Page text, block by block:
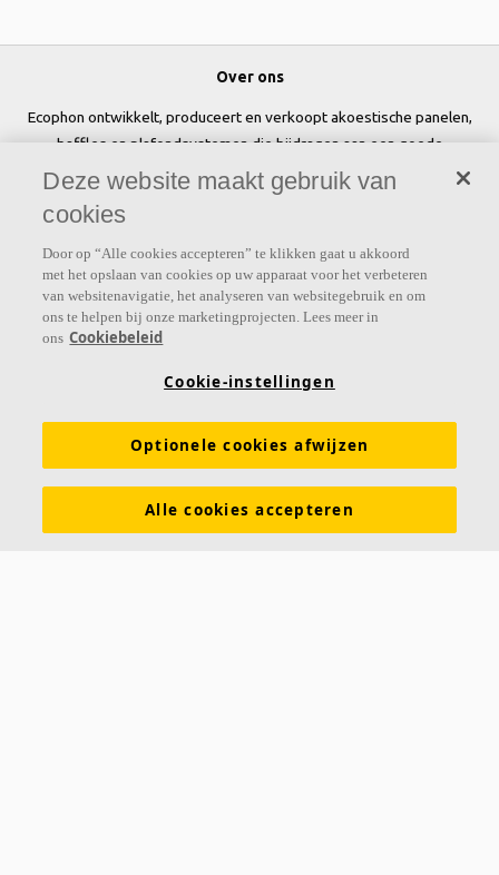
Over ons
Ecophon ontwikkelt, produceert en verkoopt akoestische panelen,
baffles en plafondsystemen die bijdragen aan een goede
werkomgeving door het welzijn en de prestaties van mensen te
verbeteren.
Prijslijst Kennis akoestiek
Functionele eigenschappen Kleuren en oppervlakken
Tools & Services DOP (Declarations of Performance)
Deze website maakt gebruik van
cookies
Door op “Alle cookies accepteren” te klikken gaat u akkoord
met het opslaan van cookies op uw apparaat voor het verbeteren
van websitenavigatie, het analyseren van websitegebruik en om
ons te helpen bij onze marketingprojecten. Lees meer in
ons Cookiebeleid
Cookie-instellingen
Optionele cookies afwijzen
Alle cookies accepteren